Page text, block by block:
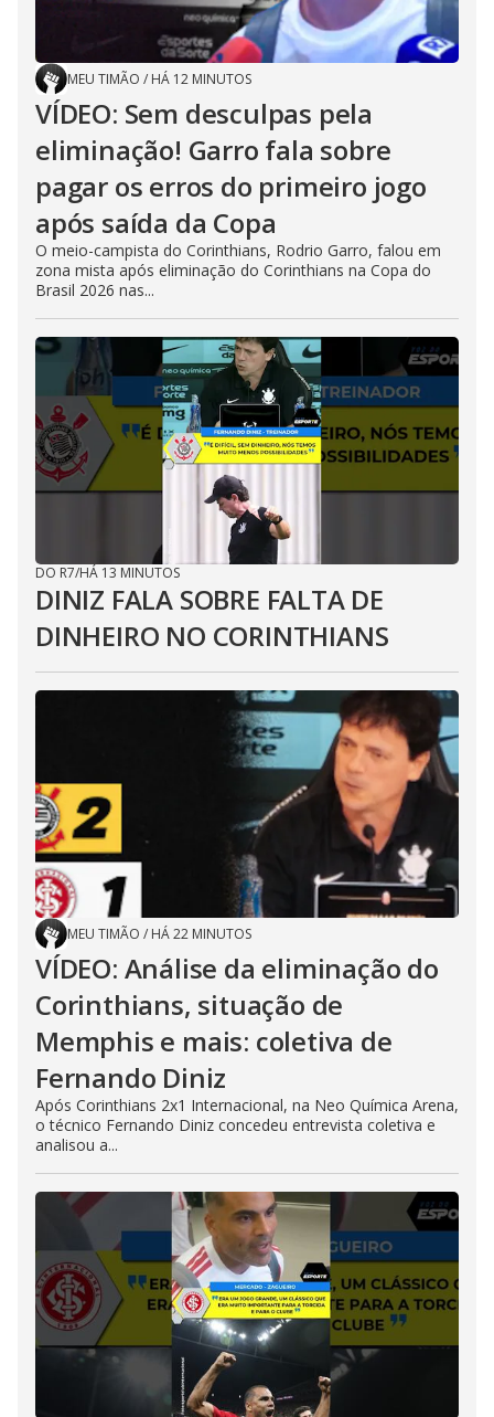
MEU TIMÃO / HÁ 12 MINUTOS
VÍDEO: Sem desculpas pela
eliminação! Garro fala sobre
pagar os erros do primeiro jogo
após saída da Copa
O meio-campista do Corinthians, Rodrio Garro, falou em
zona mista após eliminação do Corinthians na Copa do
Brasil 2026 nas...
DO R7/HÁ 13 MINUTOS
DINIZ FALA SOBRE FALTA DE
DINHEIRO NO CORINTHIANS
MEU TIMÃO / HÁ 22 MINUTOS
VÍDEO: Análise da eliminação do
Corinthians, situação de
Memphis e mais: coletiva de
Fernando Diniz
Após Corinthians 2x1 Internacional, na Neo Química Arena,
o técnico Fernando Diniz concedeu entrevista coletiva e
analisou a...